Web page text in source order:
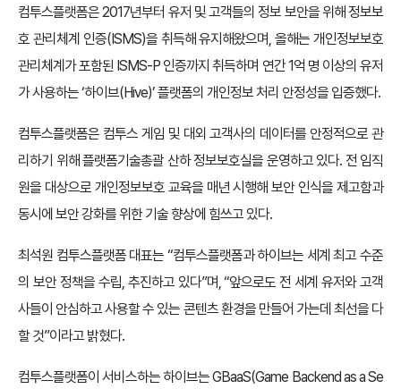
컴투스플랫폼은 2017년부터 유저 및 고객들의 정보 보안을 위해 정보보
호 관리체계 인증(ISMS)을 취득해 유지해왔으며, 올해는 개인정보보호
관리체계가 포함된 ISMS-P 인증까지 취득하며 연간 1억 명 이상의 유저
가 사용하는 ‘하이브(Hive)’ 플랫폼의 개인정보 처리 안정성을 입증했다.
컴투스플랫폼은 컴투스 게임 및 대외 고객사의 데이터를 안정적으로 관
리하기 위해 플랫폼기술총괄 산하 정보보호실을 운영하고 있다. 전 임직
원을 대상으로 개인정보보호 교육을 매년 시행해 보안 인식을 제고함과
동시에 보안 강화를 위한 기술 향상에 힘쓰고 있다.
최석원 컴투스플랫폼 대표는 “컴투스플랫폼과 하이브는 세계 최고 수준
의 보안 정책을 수립, 추진하고 있다”며, “앞으로도 전 세계 유저와 고객
사들이 안심하고 사용할 수 있는 콘텐츠 환경을 만들어 가는데 최선을 다
할 것”이라고 밝혔다.
컴투스플랫폼이 서비스하는 하이브는 GBaaS(Game Backend as a Se